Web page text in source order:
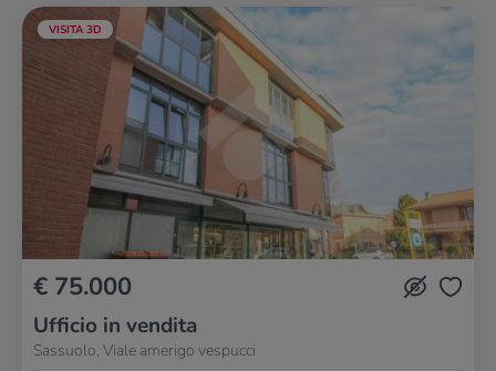
VISITA 3D
€ 75.000
Ufficio in vendita
Sassuolo, Viale amerigo vespucci